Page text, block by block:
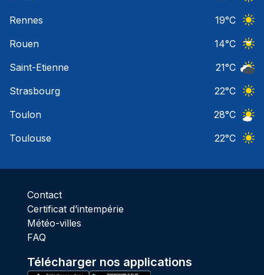
Rennes
19°C
Rouen
14°C
Saint-Etienne
21°C
Strasbourg
22°C
Toulon
28°C
Toulouse
22°C
Contact
Certificat d’intempérie
Météo-villes
FAQ
Télécharger nos applications